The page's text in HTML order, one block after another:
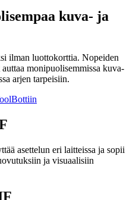
kuva- ja
ilman luottokorttia. Nopeiden
monipuolisemmissa kuva-
arjen tarpeisiin.
asettelun eri laitteissa ja sopii
ja visuaalisiin